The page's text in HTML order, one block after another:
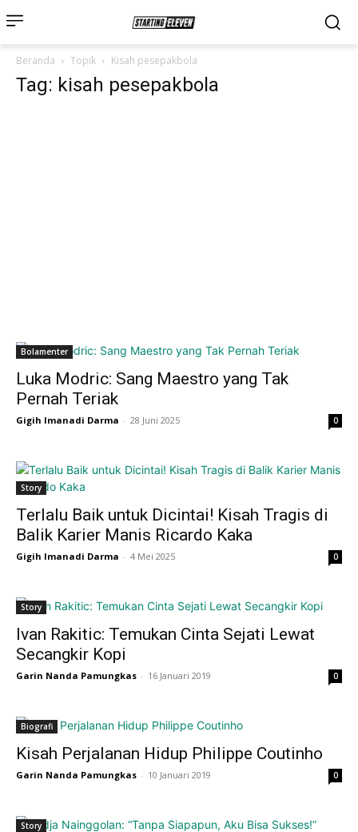
Beranda Topik Kisah pesepakbola
Tag: kisah pesepakbola
Bolamenter
Luka Modric: Sang Maestro yang Tak
Pernah Teriak
Gigih Imanadi Darma - 28 Juni 2025 0
Story
Terlalu Baik untuk Dicintai! Kisah Tragis di
Balik Karier Manis Ricardo Kaka
Gigih Imanadi Darma - 4 Mei 2025 0
Story
Ivan Rakitic: Temukan Cinta Sejati Lewat
Secangkir Kopi
Garin Nanda Pamungkas - 16 Januari 2019 0
Biografi
Kisah Perjalanan Hidup Philippe Coutinho
Garin Nanda Pamungkas - 10 Januari 2019 0
Story